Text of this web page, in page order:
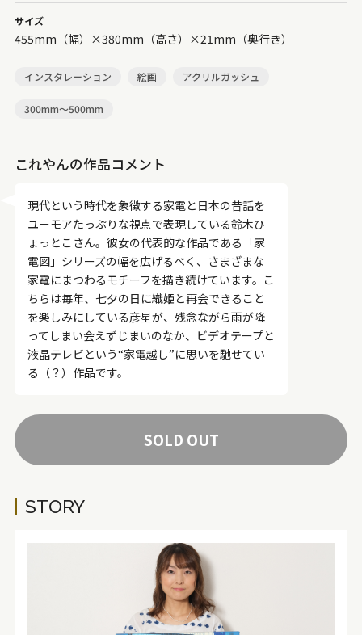
サイズ
455mm（幅）×380mm（高さ）×21mm（奥行き）
インスタレーション 絵画 アクリルガッシュ
300mm～500mm
これやんの作品コメント
現代という時代を象徴する家電と日本の昔話を
ユーモアたっぷりな視点で表現している鈴木ひ
ょっとこさん。彼女の代表的な作品である「家
電図」シリーズの幅を広げるべく、さまざまな
家電にまつわるモチーフを描き続けています。こ
ちらは毎年、七夕の日に織姫と再会できること
を楽しみにしている彦星が、残念ながら雨が降
ってしまい会えずじまいのなか、ビデオテープと
液晶テレビという“家電越し”に思いを馳せてい
る（？）作品です。
SOLD OUT
STORY